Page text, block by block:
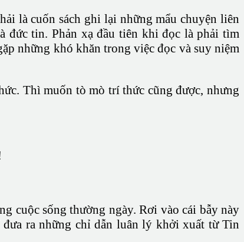
là cuốn sách ghi lại những mẩu chuyện liên
đức tin. Phản xạ đầu tiên khi đọc là phải tìm
những khó khăn trong việc đọc và suy niệm
Thì muốn tò mò trí thức cũng được, nhưng
cuộc sống thường ngày. Rơi vào cái bẫy này
ra những chỉ dẫn luân lý khởi xuất từ Tin